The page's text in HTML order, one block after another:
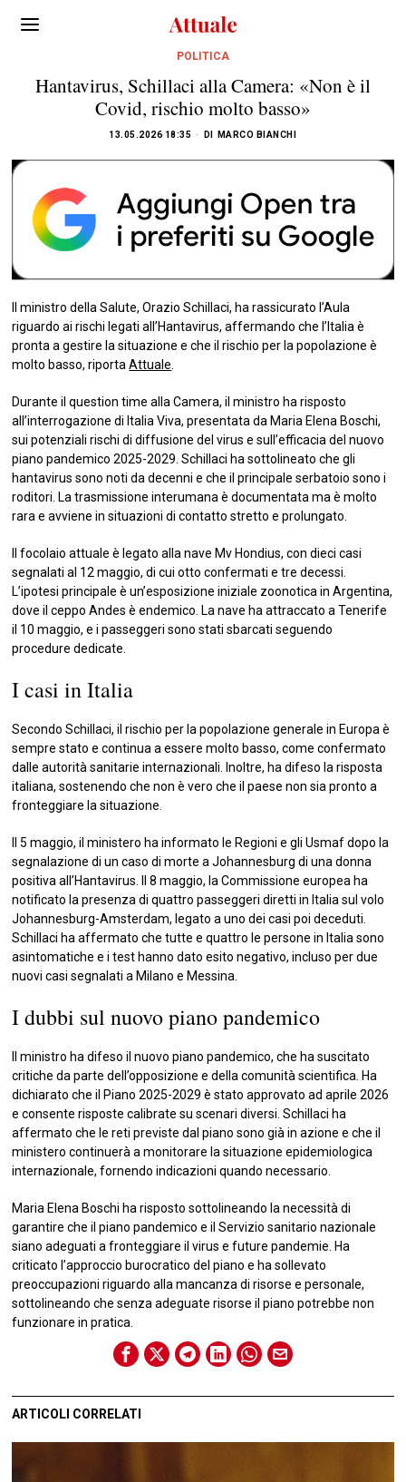
POLITICA
Hantavirus, Schillaci alla Camera: «Non è il
Covid, rischio molto basso»
13.05.2026 18:35 DI MARCO BIANCHI
Il ministro della Salute, Orazio Schillaci, ha rassicurato l’Aula
riguardo ai rischi legati all’Hantavirus, affermando che l’Italia è
pronta a gestire la situazione e che il rischio per la popolazione è
molto basso, riportaAttuale
Durante il question time alla Camera, il ministro ha risposto
all’interrogazione di Italia Viva, presentata da Maria Elena Boschi,
sui potenziali rischi di diffusione del virus e sull’efficacia del nuovo
piano pandemico 2025-2029. Schillaci ha sottolineato che gli
hantavirus sono noti da decenni e che il principale serbatoio sono i
roditori. La trasmissione interumana è documentata ma è molto
rara e avviene in situazioni di contatto stretto e prolungato.
Il focolaio attuale è legato alla nave Mv Hondius, con dieci casi
segnalati al 12 maggio, di cui otto confermati e tre decessi.
L’ipotesi principale è un’esposizione iniziale zoonotica in Argentina,
dove il ceppo Andes è endemico. La nave ha attraccato a Tenerife
il 10 maggio, e i passeggeri sono stati sbarcati seguendo
procedure dedicate.
I casi in Italia
Secondo Schillaci, il rischio per la popolazione generale in Europa è
sempre stato e continua a essere molto basso, come confermato
dalle autorità sanitarie internazionali. Inoltre, ha difeso la risposta
italiana, sostenendo che non è vero che il paese non sia pronto a
fronteggiare la situazione.
Il 5 maggio, il ministero ha informato le Regioni e gli Usmaf dopo la
segnalazione di un caso di morte a Johannesburg di una donna
positiva all’Hantavirus. Il 8 maggio, la Commissione europea ha
notificato la presenza di quattro passeggeri diretti in Italia sul volo
Johannesburg-Amsterdam, legato a uno dei casi poi deceduti.
Schillaci ha affermato che tutte e quattro le persone in Italia sono
asintomatiche e i test hanno dato esito negativo, incluso per due
nuovi casi segnalati a Milano e Messina.
I dubbi sul nuovo piano pandemico
Il ministro ha difeso il nuovo piano pandemico, che ha suscitato
critiche da parte dell’opposizione e della comunità scientifica. Ha
dichiarato che il Piano 2025-2029 è stato approvato ad aprile 2026
e consente risposte calibrate su scenari diversi. Schillaci ha
affermato che le reti previste dal piano sono già in azione e che il
ministero continuerà a monitorare la situazione epidemiologica
internazionale, fornendo indicazioni quando necessario.
Maria Elena Boschi ha risposto sottolineando la necessità di
garantire che il piano pandemico e il Servizio sanitario nazionale
siano adeguati a fronteggiare il virus e future pandemie. Ha
criticato l’approccio burocratico del piano e ha sollevato
preoccupazioni riguardo alla mancanza di risorse e personale,
sottolineando che senza adeguate risorse il piano potrebbe non
funzionare in pratica.
ARTICOLI CORRELATI